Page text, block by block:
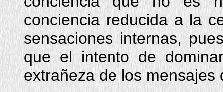
conciencia reducida a la
sensaciones internas,
que el intento de
extrañeza de los